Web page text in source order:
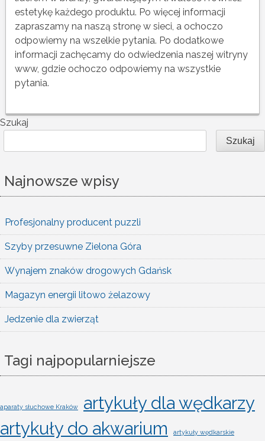
estetykę każdego produktu. Po więcej informacji
zapraszamy na naszą stronę w sieci, a ochoczo
odpowiemy na wszelkie pytania. Po dodatkowe
informacji zachęcamy do odwiedzenia naszej witryny
www, gdzie ochoczo odpowiemy na wszystkie
pytania.
Szukaj
Szukaj
Najnowsze wpisy
Profesjonalny producent puzzli
Szyby przesuwne Zielona Góra
Wynajem znaków drogowych Gdańsk
Magazyn energii litowo żelazowy
Jedzenie dla zwierząt
Tagi najpopularniejsze
aparaty słuchowe Kraków
artykuły dla wędkarzy
artykuły do akwarium
artykuły wędkarskie